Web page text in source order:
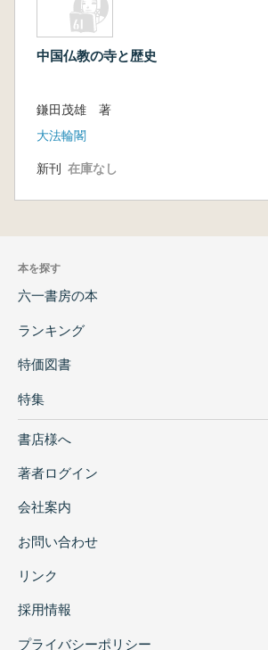
中国仏教の寺と歴史
鎌田茂雄 著
大法輪閣
新刊 在庫なし
本を探す
六一書房の本
ランキング
特価図書
特集
書店様へ
著者ログイン
会社案内
お問い合わせ
リンク
採用情報
プライバシーポリシー